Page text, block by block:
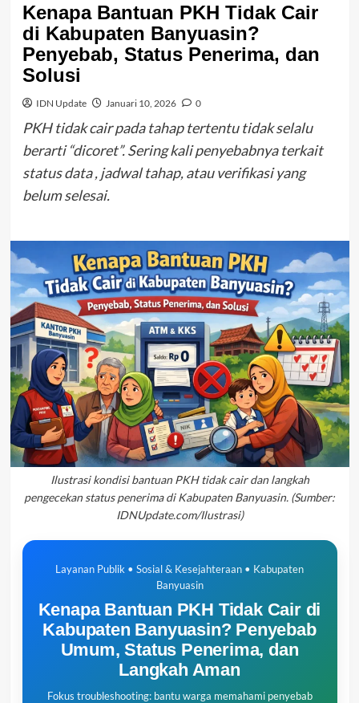
Kenapa Bantuan PKH Tidak Cair
di Kabupaten Banyuasin?
Penyebab, Status Penerima, dan
Solusi
IDN Update Januari 10, 2026 0
PKH tidak cair pada tahap tertentu tidak selalu
berarti “dicoret”. Sering kali penyebabnya terkait
status data , jadwal tahap, atau verifikasi yang
belum selesai.
Ilustrasi kondisi bantuan PKH tidak cair dan langkah
pengecekan status penerima di Kabupaten Banyuasin. (Sumber:
IDNUpdate.com/Ilustrasi)
Layanan Publik • Sosial & Kesejahteraan • Kabupaten
Banyuasin
Kenapa Bantuan PKH Tidak Cair di
Kabupaten Banyuasin? Penyebab
Umum, Status Penerima, dan
Langkah Aman
Fokus troubleshooting: bantu warga memahami penyebab